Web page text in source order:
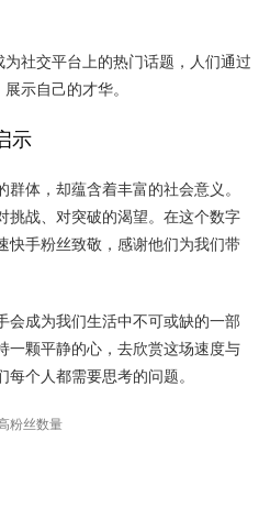
为社交平台上的热门话题，人们通过
示自己的才华。
示
体，却蕴含着丰富的社会意义。
挑战、对突破的渴望。在这个数字
快手粉丝致敬，感谢他们为我们带
会成为我们生活中不可或缺的一部
一颗平静的心，去欣赏这场速度与
个人都需要思考的问题。
粉丝数量